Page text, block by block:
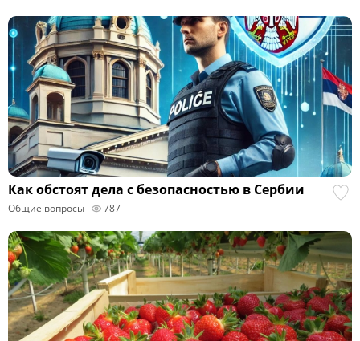
Как обстоят дела с безопасностью в Сербии
Общие вопросы 787